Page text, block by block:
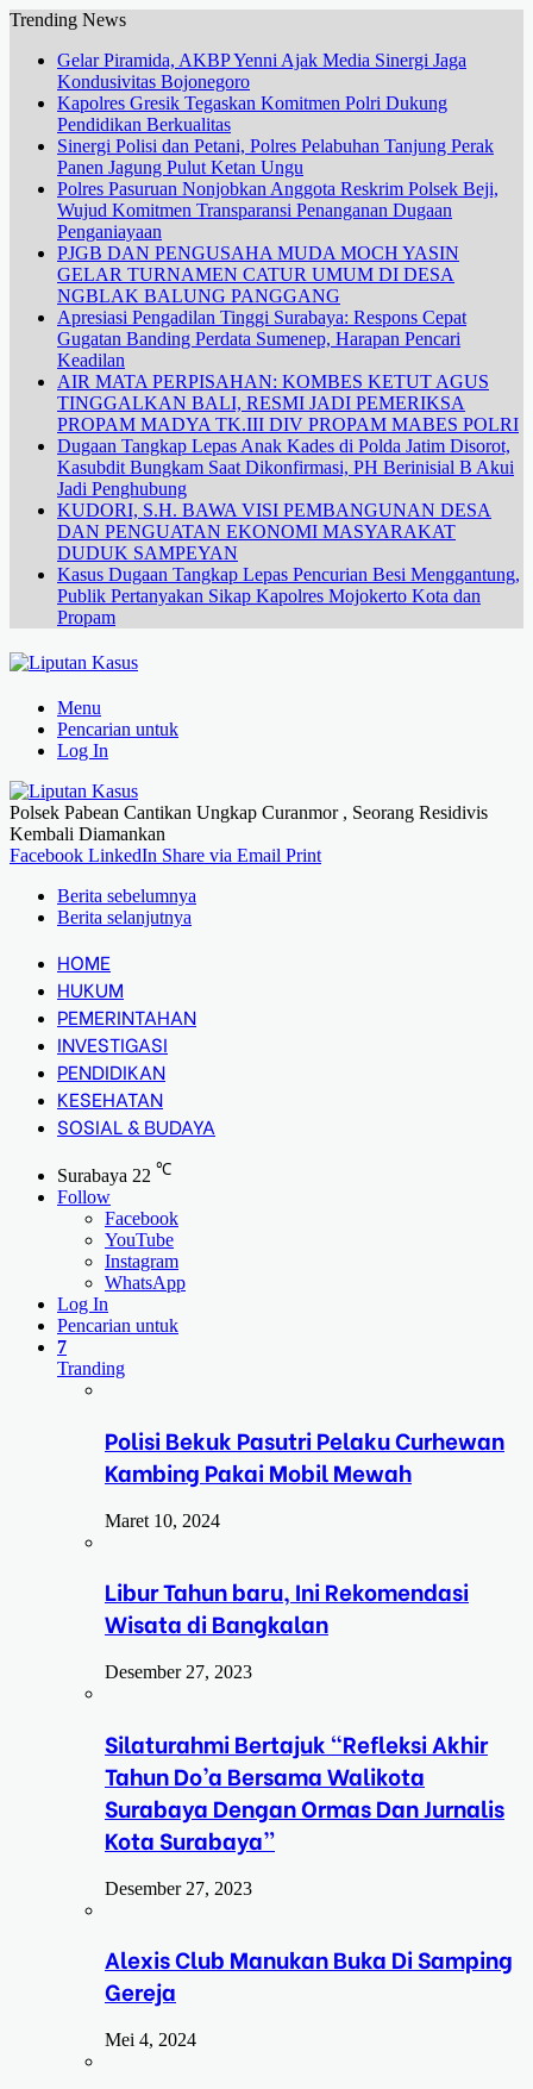
Trending News
Gelar Piramida, AKBP Yenni Ajak Media Sinergi Jaga
Kondusivitas Bojonegoro
Kapolres Gresik Tegaskan Komitmen Polri Dukung
Pendidikan Berkualitas
Sinergi Polisi dan Petani, Polres Pelabuhan Tanjung Perak
Panen Jagung Pulut Ketan Ungu
Polres Pasuruan Nonjobkan Anggota Reskrim Polsek Beji,
Wujud Komitmen Transparansi Penanganan Dugaan
Penganiayaan
PJGB DAN PENGUSAHA MUDA MOCH YASIN
GELAR TURNAMEN CATUR UMUM DI DESA
NGBLAK BALUNG PANGGANG
Apresiasi Pengadilan Tinggi Surabaya: Respons Cepat
Gugatan Banding Perdata Sumenep, Harapan Pencari
Keadilan
AIR MATA PERPISAHAN: KOMBES KETUT AGUS
TINGGALKAN BALI, RESMI JADI PEMERIKSA
PROPAM MADYA TK.III DIV PROPAM MABES POLRI
Dugaan Tangkap Lepas Anak Kades di Polda Jatim Disorot,
Kasubdit Bungkam Saat Dikonfirmasi, PH Berinisial B Akui
Jadi Penghubung
KUDORI, S.H. BAWA VISI PEMBANGUNAN DESA
DAN PENGUATAN EKONOMI MASYARAKAT
DUDUK SAMPEYAN
Kasus Dugaan Tangkap Lepas Pencurian Besi Menggantung,
Publik Pertanyakan Sikap Kapolres Mojokerto Kota dan
Propam
Menu
Pencarian untuk
Log In
Polsek Pabean Cantikan Ungkap Curanmor , Seorang Residivis
Kembali Diamankan
Facebook LinkedIn Share via Email Print
Berita sebelumnya
Berita selanjutnya
HOME
HUKUM
PEMERINTAHAN
INVESTIGASI
PENDIDIKAN
KESEHATAN
SOSIAL & BUDAYA
Surabaya 22 ℃
Follow
Facebook
YouTube
Instagram
WhatsApp
Log In
Pencarian untuk
7
Tranding
Polisi Bekuk Pasutri Pelaku Curhewan
Kambing Pakai Mobil Mewah
Maret 10, 2024
Libur Tahun baru, Ini Rekomendasi
Wisata di Bangkalan
Desember 27, 2023
Silaturahmi Bertajuk “Refleksi Akhir
Tahun Do’a Bersama Walikota
Surabaya Dengan Ormas Dan Jurnalis
Kota Surabaya”
Desember 27, 2023
Alexis Club Manukan Buka Di Samping
Gereja
Mei 4, 2024